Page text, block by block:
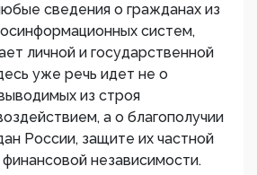
сведения о гражданах из
систем,
личной и государственной
уже речь идет не о
из строя
а о благополучии
России, защите их частной
независимости.